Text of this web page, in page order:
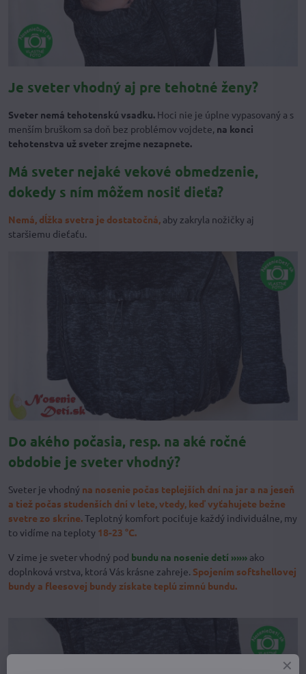
Je sveter vhodný aj pre tehotné ženy?
Sveter nemá tehotenskú vsadku. Hoci nie je úplne vypasovaný a s
menším bruškom sa doň bez problémov vojdete, na konci
tehotenstva už sveter zrejme nezapnete.
Má sveter nejaké vekové obmedzenie,
dokedy s ním môžem nosiť dieťa?
Nemá, dĺžka svetra je dostatočná, aby zakryla nožičky aj
staršiemu dieťaťu.
Do akého počasia, resp. na aké ročné
obdobie je sveter vhodný?
Sveter je vhodný na nosenie počas teplejších dní na jar a na jeseň
a tiež počas studenších dní v lete, vtedy, keď vyťahujete bežne
svetre zo skrine.Teplotný komfort pociťuje každý individuálne, my
to vidíme na teploty 18-23 °C.
V zime je sveter vhodný pod bundu na nosenie detí »»» ako
doplnková vrstva, ktorá Vás krásne zahreje. Spojením softshellovej
bundy a fleesovej bundy získate teplú zimnú bundu.